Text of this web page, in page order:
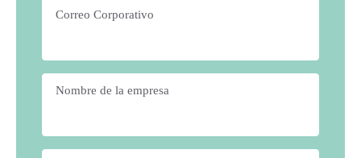
Correo Corporativo
Nombre de la empresa